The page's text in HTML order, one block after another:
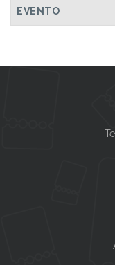
EVENTO